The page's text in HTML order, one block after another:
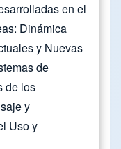
en el
Dinámica
y Nuevas
de
de los
y
Uso y